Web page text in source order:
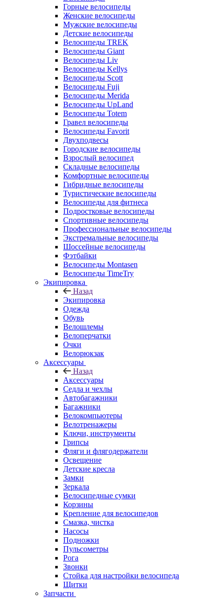
Горные велосипеды
Женские велосипеды
Мужские велосипеды
Детские велосипеды
Велосипеды TREK
Велосипеды Giant
Велосипеды Liv
Велосипеды Kellys
Велосипеды Scott
Велосипеды Fuji
Велосипеды Merida
Велосипеды UpLand
Велосипеды Totem
Гравел велосипеды
Велосипеды Favorit
Двухподвесы
Городские велосипеды
Взрослый велосипед
Складные велосипеды
Комфортные велосипеды
Гибридные велосипеды
Туристические велосипеды
Велосипеды для фитнеса
Подростковые велосипеды
Спортивные велосипеды
Профессиональные велосипеды
Экстремальные велосипеды
Шоссейные велосипеды
Фэтбайки
Велосипеды Montasen
Велосипеды TimeTry
Экипировка
Назад
Экипировка
Одежда
Обувь
Велошлемы
Велоперчатки
Очки
Велорюкзак
Аксессуары
Назад
Аксессуары
Седла и чехлы
Автобагажники
Багажники
Велокомпьютеры
Велотренажеры
Ключи, инструменты
Грипсы
Фляги и флягодержатели
Освещение
Детские кресла
Замки
Зеркала
Велосипедные сумки
Корзины
Крепление для велосипедов
Смазка, чистка
Насосы
Подножки
Пульсометры
Рога
Звонки
Стойка для настройки велосипеда
Щитки
Запчасти